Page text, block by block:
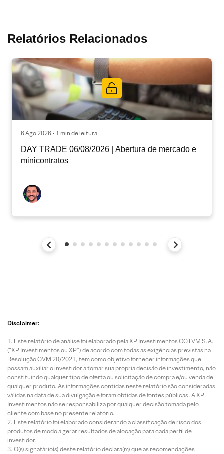
Relatórios Relacionados
6 Ago 2026 • 1 min de leitura
DAY TRADE 06/08/2026 | Abertura de mercado e
minicontratos
Disclaimer:
Este relatório de análise foi elaborado pela XP Investimentos CCTVM S.A.
(“XP Investimentos ou XP”) de acordo com todas as exigências previstas na
Resolução CVM 20/2021, tem como objetivo fornecer informações que
possam auxiliar o investidor a tomar sua própria decisão de investimento, não
constituindo qualquer tipo de oferta ou solicitação de compra e/ou venda de
qualquer produto. As informações contidas neste relatório são consideradas
válidas na data de sua divulgação e foram obtidas de fontes públicas. A XP
Investimentos não se responsabiliza por qualquer decisão tomada pelo
cliente com base no presente relatório.
Este relatório foi elaborado considerando a classificação de risco dos
produtos de modo a gerar resultados de alocação para cada perfil de
investidor.
O(s) signatário(s) deste relatório declara(m) que as recomendações